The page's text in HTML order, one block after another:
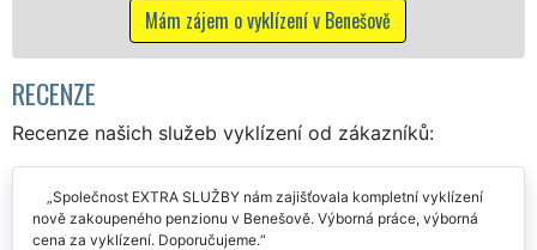
zájem o vyklízení v Benešově
RECENZE
Recenze našich služeb vyklízení od zákazníků:
Společnost EXTRA SLUŽBY nám zajišťovala kompletní vyklízení
nově zakoupeného penzionu v Benešově. Výborná práce, výborná
cena za vyklízení. Doporučujeme.